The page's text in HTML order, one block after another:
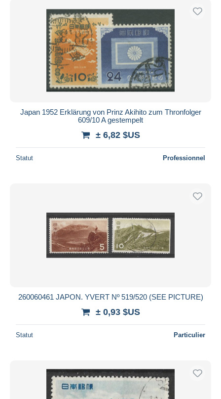
Japan 1952 Erklärung von Prinz Akihito zum Thronfolger
609/10 A gestempelt
± 6,82 $US
Statut Professionnel
260060461 JAPON. YVERT Nº 519/520 (SEE PICTURE)
± 0,93 $US
Statut Particulier